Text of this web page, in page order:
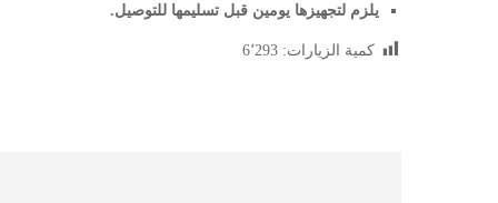
يلزم لتجهيزها يومين قبل تسليمها للتوصيل.
كمية الزيارات: 6٬293